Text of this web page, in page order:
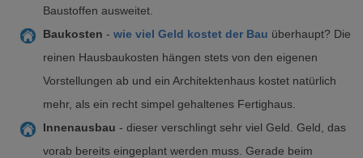
Baustoffen ausweitet.
Baukosten - wie viel Geld kostet der Bau überhaupt? Die
reinen Hausbaukosten hängen stets von den eigenen
Vorstellungen ab und ein Architektenhaus kostet natürlich
mehr, als ein recht simpel gehaltenes Fertighaus.
Innenausbau - dieser verschlingt sehr viel Geld. Geld, das
vorab bereits eingeplant werden muss. Gerade beim